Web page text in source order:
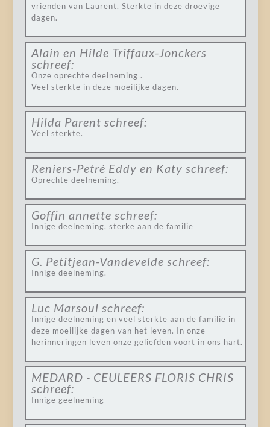
vrienden van Laurent. Sterkte in deze droevige
dagen.
Alain en Hilde Triffaux-Jonckers
schreef:
Onze oprechte deelneming .
Veel sterkte in deze moeilijke dagen.
Hilda Parent schreef:
Veel sterkte.
Reniers-Petré Eddy en Katy schreef:
Oprechte deelneming.
Goffin annette schreef:
Innige deelneming, sterke aan de familie
G. Petitjean-Vandevelde schreef:
Innige deelneming.
Luc Marsoul schreef:
Innige deelneming en veel sterkte aan de familie in
deze moeilijke dagen van het leven. In onze
herinneringen leven onze geliefden voort in ons hart.
MEDARD - CEULEERS FLORIS CHRIS
schreef:
Innige geelneming